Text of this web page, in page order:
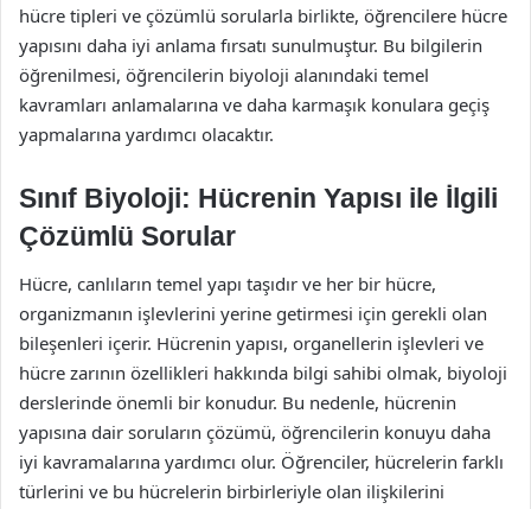
hücre tipleri ve çözümlü sorularla birlikte, öğrencilere hücre
yapısını daha iyi anlama fırsatı sunulmuştur. Bu bilgilerin
öğrenilmesi, öğrencilerin biyoloji alanındaki temel
kavramları anlamalarına ve daha karmaşık konulara geçiş
yapmalarına yardımcı olacaktır.
Sınıf Biyoloji: Hücrenin Yapısı ile İlgili
Çözümlü Sorular
Hücre, canlıların temel yapı taşıdır ve her bir hücre,
organizmanın işlevlerini yerine getirmesi için gerekli olan
bileşenleri içerir. Hücrenin yapısı, organellerin işlevleri ve
hücre zarının özellikleri hakkında bilgi sahibi olmak, biyoloji
derslerinde önemli bir konudur. Bu nedenle, hücrenin
yapısına dair soruların çözümü, öğrencilerin konuyu daha
iyi kavramalarına yardımcı olur. Öğrenciler, hücrelerin farklı
türlerini ve bu hücrelerin birbirleriyle olan ilişkilerini